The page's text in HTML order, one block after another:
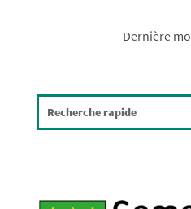
Dernière